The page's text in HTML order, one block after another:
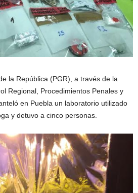
la República (PGR), a través de la
Regional, Procedimientos Penales y
en Puebla un laboratorio utilizado
y detuvo a cinco personas.